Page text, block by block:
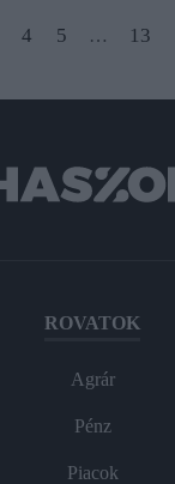
4 5 … 13
ROVATOK
Agrár
Pénz
Piacok